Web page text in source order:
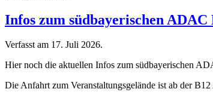
Infos zum südbayerischen
Verfasst am 17. Juli 2026.
Hier noch die aktuellen Infos zum südbayerischen
Die Anfahrt zum Veranstaltungsgelände ist ab der